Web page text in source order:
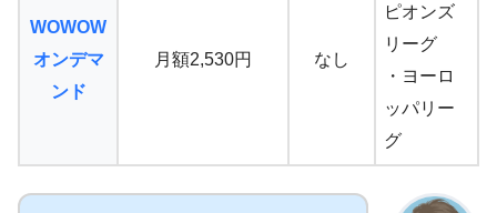
WOWOW
オンデマ
ンド
月額2,530円 なし
ピオンズ
リーグ
・ヨーロ
ッパリー
グ